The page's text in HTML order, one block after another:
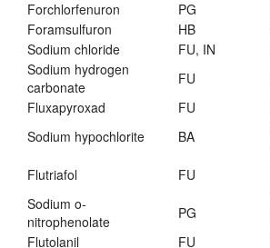
Forchlorfenuron
PG
Foramsulfuron
HB
Sodium chloride
FU, IN
Sodium hydrogen
carbonate
FU
Fluxapyroxad
FU
Sodium hypochlorite
BA
Flutriafol
FU
Sodium o-
nitrophenolate
PG
Flutolanil
FU